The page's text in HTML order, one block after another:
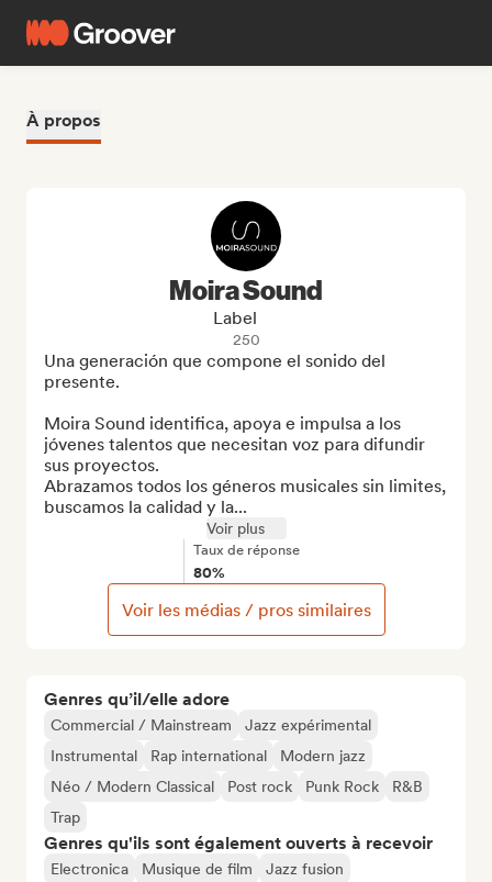
À propos
Genres qu’il/elle adore
Commercial / Mainstream
Jazz expérimental
Instrumental
Rap international
Modern jazz
Néo / Modern Classical
Post rock Punk Rock
R&B
Trap
Genres qu'ils sont également ouverts à recevoir
Electronica Musique de film
Jazz fusion
Moira Sound
Label
250
Una generación que compone el sonido del
presente.
Moira Sound identifica, apoya e impulsa a los
jóvenes talentos que necesitan voz para difundir
sus proyectos.
Abrazamos todos los géneros musicales sin limites,
buscamos la calidad y la...
Voir plus
Taux de réponse
80%
Voir les médias / pros similaires